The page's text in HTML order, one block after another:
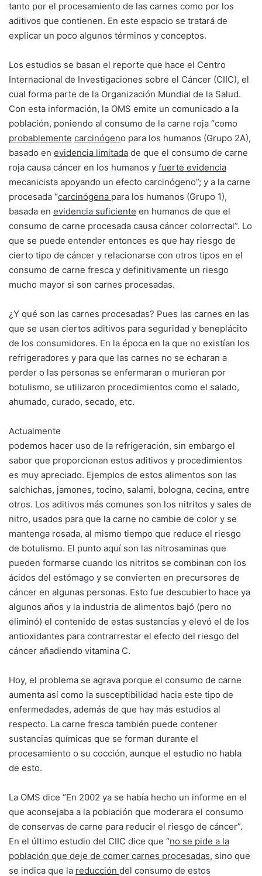
tanto por el procesamiento de las carnes como por los
aditivos que contienen. En este espacio se tratará de
explicar un poco algunos términos y conceptos.
Los estudios se basan el reporte que hace el Centro
Internacional de Investigaciones sobre el Cáncer (CIIC), el
cual forma parte de la Organización Mundial de la Salud.
Con esta información, la OMS emite un comunicado a la
población, poniendo al consumo de la carne roja “como
probablemente carcinógeno para los humanos (Grupo 2A),
basado en evidencia limitada de que el consumo de carne
roja causa cáncer en los humanos y fuerte evidencia
mecanicista apoyando un efecto carcinógeno”; y a la carne
procesada “carcinógena para los humanos (Grupo 1),
basada en evidencia suficiente en humanos de que el
consumo de carne procesada causa cáncer colorrectal”. Lo
que se puede entender entonces es que hay riesgo de
cierto tipo de cáncer y relacionarse con otros tipos en el
consumo de carne fresca y definitivamente un riesgo
mucho mayor si son carnes procesadas.
¿Y qué son las carnes procesadas? Pues las carnes en las
que se usan ciertos aditivos para seguridad y beneplácito
de los consumidores. En la época en la que no existían los
refrigeradores y para que las carnes no se echaran a
perder o las personas se enfermaran o murieran por
botulismo, se utilizaron procedimientos como el salado,
ahumado, curado, secado, etc.
Actualmente
podemos hacer uso de la refrigeración, sin embargo el
sabor que proporcionan estos aditivos y procedimientos
es muy apreciado. Ejemplos de estos alimentos son las
salchichas, jamones, tocino, salami, bologna, cecina, entre
otros. Los aditivos más comunes son los nitritos y sales de
nitro, usados para que la carne no cambie de color y se
mantenga rosada, al mismo tiempo que reduce el riesgo
de botulismo. El punto aquí son las nitrosaminas que
pueden formarse cuando los nitritos se combinan con los
ácidos del estómago y se convierten en precursores de
cáncer en algunas personas. Esto fue descubierto hace ya
algunos años y la industria de alimentos bajó (pero no
eliminó) el contenido de estas sustancias y elevó el de los
antioxidantes para contrarrestar el efecto del riesgo del
cáncer añadiendo vitamina C.
Hoy, el problema se agrava porque el consumo de carne
aumenta así como la susceptibilidad hacia este tipo de
enfermedades, además de que hay más estudios al
respecto. La carne fresca también puede contener
sustancias químicas que se forman durante el
procesamiento o su cocción, aunque el estudio no habla
de esto.
La OMS dice “En 2002 ya se había hecho un informe en el
que aconsejaba a la población que moderara el consumo
de conservas de carne para reducir el riesgo de cáncer”.
En el último estudio del CIIC dice que “no se pide a la
población que deje de comer carnes procesadas, sino que
se indica que la reducción del consumo de estos